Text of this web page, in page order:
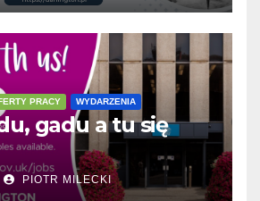
PRACY WYDARZENIA
gadu a tu się
PIOTR MILECKI